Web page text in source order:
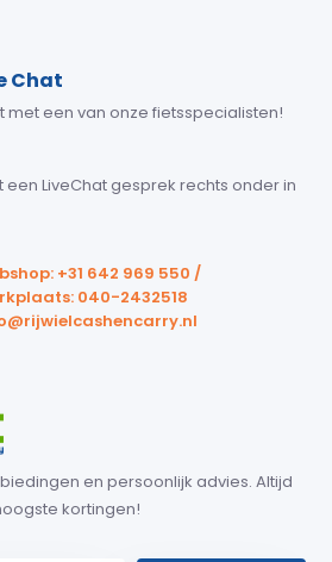
Chat
met een van onze fietsspecialisten!
een LiveChat gesprek rechts onder in
+31 642 969 550 /
040-2432518
en persoonlijk advies. Altijd
kortingen!